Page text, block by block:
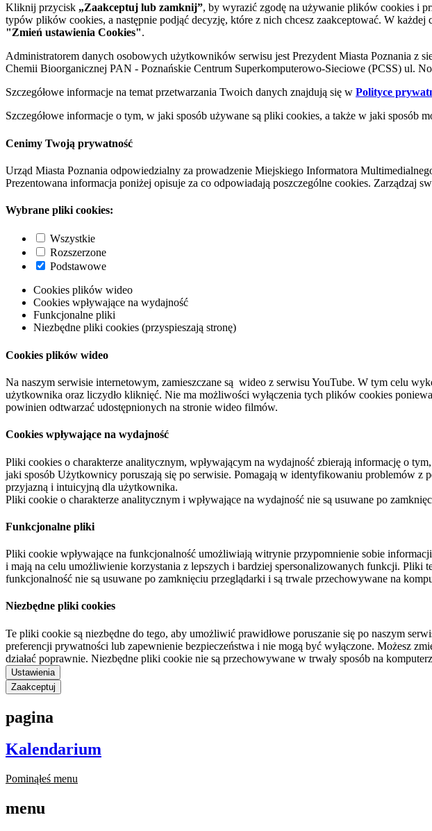
Kliknij przycisk „Zaakceptuj lub zamknij”, by wyrazić zgodę na używanie plików cookies i
typów plików cookies, a następnie podjąć decyzję, które z nich chcesz zaakceptować. W
"Zmień ustawienia Cookies".
Administratorem danych osobowych użytkowników serwisu jest Prezydent Miasta Poznania z
Chemii Bioorganicznej PAN - Poznańskie Centrum Superkomputerowo-Sieciowe (PCSS) ul.
Szczegółowe informacje na temat przetwarzania Twoich danych znajdują się w Polityce
Szczegółowe informacje o tym, w jaki sposób używane są pliki cookies, a także w jaki sposób
Cenimy Twoją prywatność
Urząd Miasta Poznania odpowiedzialny za prowadzenie Miejskiego Informatora
Prezentowana informacja poniżej opisuje za co odpowiadają poszczególne cookies.
Wybrane pliki cookies:
Wszystkie
Rozszerzone
Podstawowe
Cookies plików wideo
Cookies wpływające na wydajność
Funkcjonalne pliki
Niezbędne pliki cookies (przyspieszają stronę)
Cookies plików wideo
Na naszym serwisie internetowym, zamieszczane są wideo z serwisu YouTube. W tym celu
użytkownika oraz liczydło kliknięć. Nie ma możliwości wyłączenia tych plików cookies
powinien odtwarzać udostępnionych na stronie wideo filmów.
Cookies wpływające na wydajność
Pliki cookies o charakterze analitycznym, wpływającym na wydajność zbierają informację o
jaki sposób Użytkownicy poruszają się po serwisie. Pomagają w identyfikowaniu problemów
przyjazną i intuicyjną dla użytkownika.
Pliki cookie o charakterze analitycznym i wpływające na wydajność nie są usuwane po
Funkcjonalne pliki
Pliki cookie wpływające na funkcjonalność umożliwiają witrynie przypomnienie sobie
i mają na celu umożliwienie korzystania z lepszych i bardziej spersonalizowanych funkcji.
funkcjonalność nie są usuwane po zamknięciu przeglądarki i są trwale przechowywane na
Niezbędne pliki cookies
Te pliki cookie są niezbędne do tego, aby umożliwić prawidłowe poruszanie się po naszym
preferencji prywatności lub zapewnienie bezpieczeństwa i nie mogą być wyłączone. Możesz
działać poprawnie. Niezbędne pliki cookie nie są przechowywane w trwały sposób na
Ustawienia
Zaakceptuj
pagina
Kalendarium
Pominąłeś menu
menu